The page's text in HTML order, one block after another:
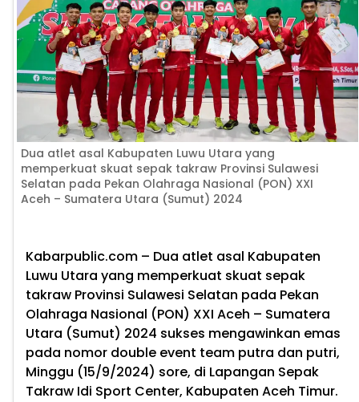
Dua atlet asal Kabupaten Luwu Utara yang
memperkuat skuat sepak takraw Provinsi Sulawesi
Selatan pada Pekan Olahraga Nasional (PON) XXI
Aceh – Sumatera Utara (Sumut) 2024
Kabarpublic.com – Dua atlet asal Kabupaten
Luwu Utara yang memperkuat skuat sepak
takraw Provinsi Sulawesi Selatan pada Pekan
Olahraga Nasional (PON) XXI Aceh – Sumatera
Utara (Sumut) 2024 sukses mengawinkan emas
pada nomor double event team putra dan putri,
Minggu (15/9/2024) sore, di Lapangan Sepak
Takraw Idi Sport Center, Kabupaten Aceh Timur.